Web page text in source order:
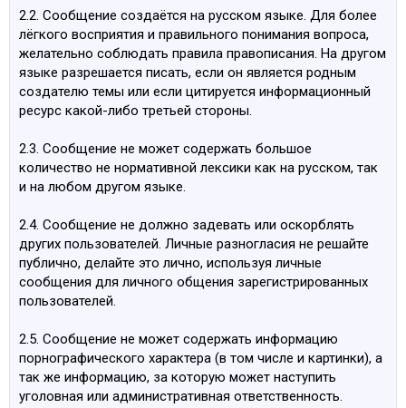
2.2. Сообщение создаётся на русском языке. Для более
лёгкого восприятия и правильного понимания вопроса,
желательно соблюдать правила правописания. На другом
языке разрешается писать, если он является родным
создателю темы или если цитируется информационный
ресурс какой-либо третьей стороны.
2.3. Сообщение не может содержать большое
количество не нормативной лексики как на русском, так
и на любом другом языке.
2.4. Сообщение не должно задевать или оскорблять
других пользователей. Личные разногласия не решайте
публично, делайте это лично, используя личные
сообщения для личного общения зарегистрированных
пользователей.
2.5. Сообщение не может содержать информацию
порнографического характера (в том числе и картинки), а
так же информацию, за которую может наступить
уголовная или административная ответственность.